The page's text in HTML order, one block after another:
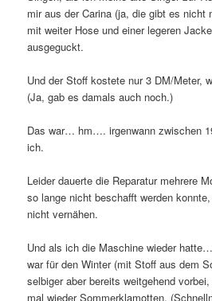
mir aus der Carina (ja, die gibt es nicht
mit weiter Hose und einer legeren
ausgeguckt.
Und der Stoff kostete nur 3 DM/Meter,
(Ja, gab es damals auch noch.)
Das war… hm…. irgenwann zwischen
ich.
Leider dauerte die Reparatur mehrere
so lange nicht beschafft werden
nicht vernähen.
Und als ich die Maschine wieder
war für den Winter (mit Stoff aus dem
selbiger aber bereits weitgehend
mal wieder Sommerklamotten.